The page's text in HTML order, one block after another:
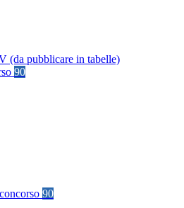
(da pubblicare in tabelle)
90
90